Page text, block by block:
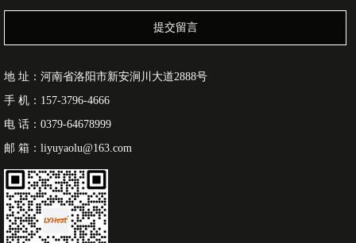
提交留言
地 址：河南省洛阳市新安涧川大道2888号
手 机：157-3796-4666
电 话：0379-64678999
邮 箱：liyuyaolu@163.com